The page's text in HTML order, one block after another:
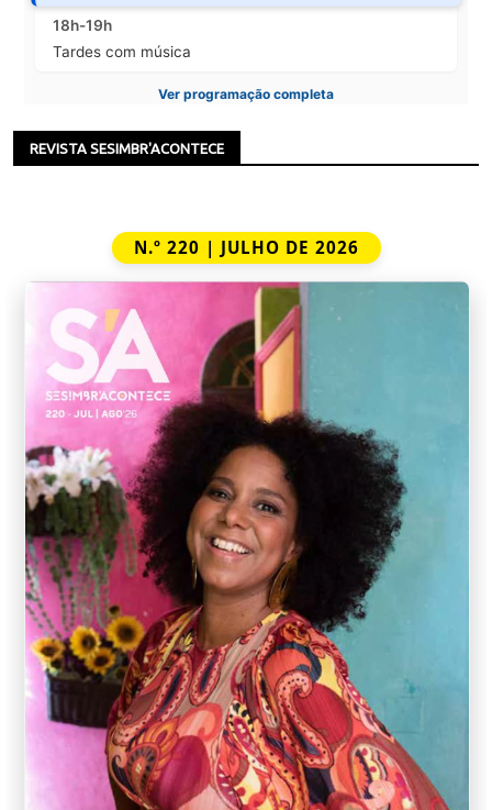
18h-19h
Tardes com música
Ver programação completa
REVISTA SESIMBR'ACONTECE
N.º 220 | JULHO DE 2026